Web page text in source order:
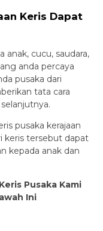
Keris Dapat
anak, cucu, saudara,
anda percaya
pusaka dari
tata cara
pusaka kerajaan
keris tersebut dapat
kepada anak dan
Pusaka Kami
Ini